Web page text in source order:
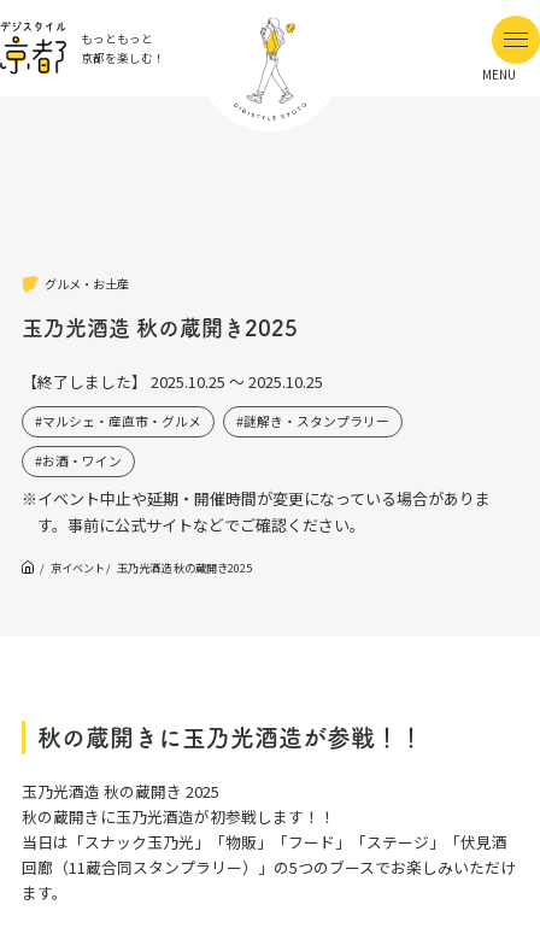
もっともっと
京都を楽しむ！
MENU
グルメ・お土産
玉乃光酒造 秋の蔵開き2025
【終了しました】 2025.10.25 ～ 2025.10.25
マルシェ・産直市・グルメ 謎解き・スタンプラリー
お酒・ワイン
※イベント中止や延期・開催時間が変更になっている場合がありま
す。事前に公式サイトなどでご確認ください。
京イベント 玉乃光酒造 秋の蔵開き2025
秋の蔵開きに玉乃光酒造が参戦！！
玉乃光酒造 秋の蔵開き 2025
秋の蔵開きに玉乃光酒造が初参戦します！！
当日は「スナック玉乃光」「物販」「フード」「ステージ」「伏見酒
回廊（11蔵合同スタンプラリー）」の5つのブースでお楽しみいただけ
ます。